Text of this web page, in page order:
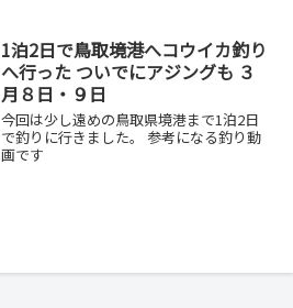
1泊2日で鳥取境港へコウイカ釣り
へ行った ついでにアジングも ３
月８日・９日
今回は少し遠めの鳥取県境港まで1泊2日
で釣りに行きました。 参考になる釣り動
画です